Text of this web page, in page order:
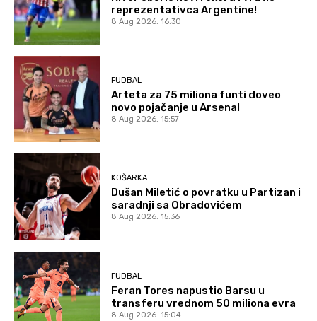
reprezentativca Argentine!
8 Aug 2026. 16:30
FUDBAL
Arteta za 75 miliona funti doveo
novo pojačanje u Arsenal
8 Aug 2026. 15:57
KOŠARKA
Dušan Miletić o povratku u Partizan i
saradnji sa Obradovićem
8 Aug 2026. 15:36
FUDBAL
Feran Tores napustio Barsu u
transferu vrednom 50 miliona evra
8 Aug 2026. 15:04